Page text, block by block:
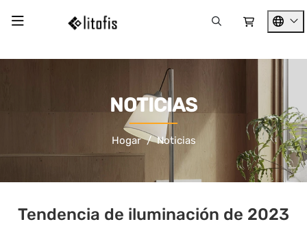
NOTICIAS
Hogar Noticias
Tendencia de iluminación de 2023